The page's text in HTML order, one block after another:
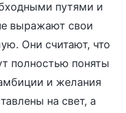
путями и
выражают свои
Они считают, что
полностью поняты
и желания
на свет, а